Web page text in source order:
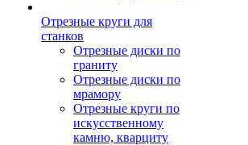
Отрезные круги для
станков
Отрезные диски по
граниту
Отрезные диски по
мрамору
Отрезные круги по
искусственному
камню, кварциту